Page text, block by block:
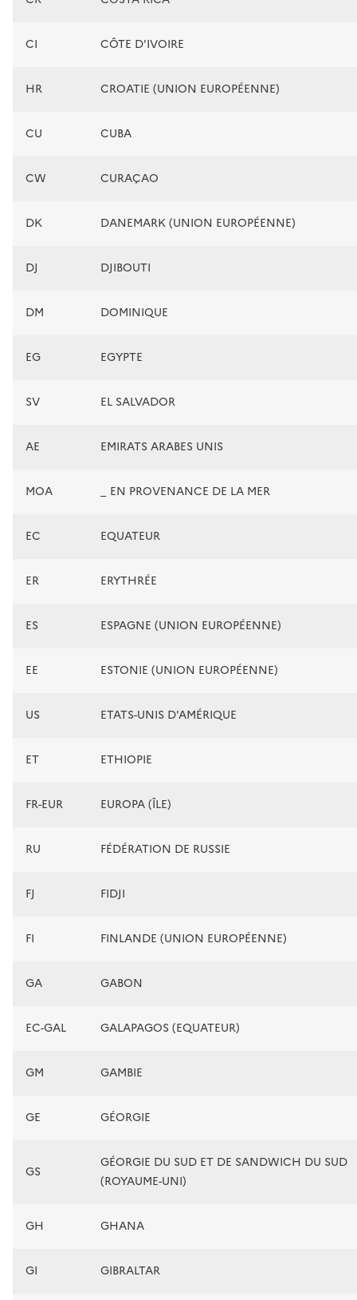
CI CÔTE D'IVOIRE
HR CROATIE (UNION EUROPÉENNE)
CU CUBA
CW CURAÇAO
DK DANEMARK (UNION EUROPÉENNE)
DJ DJIBOUTI
DM DOMINIQUE
EG EGYPTE
SV EL SALVADOR
AE EMIRATS ARABES UNIS
MOA _ EN PROVENANCE DE LA MER
EC EQUATEUR
ER ERYTHRÉE
ES ESPAGNE (UNION EUROPÉENNE)
EE ESTONIE (UNION EUROPÉENNE)
US ETATS-UNIS D'AMÉRIQUE
ET ETHIOPIE
FR-EUR EUROPA (ÎLE)
RU FÉDÉRATION DE RUSSIE
FJ FIDJI
FI FINLANDE (UNION EUROPÉENNE)
GA GABON
EC-GAL GALAPAGOS (EQUATEUR)
GM GAMBIE
GE GÉORGIE
GS
GÉORGIE DU SUD ET DE SANDWICH DU SUD
(ROYAUME-UNI)
GH GHANA
GI GIBRALTAR